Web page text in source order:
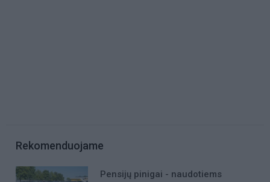
Rekomenduojame
Pensijų pinigai - naudotiems